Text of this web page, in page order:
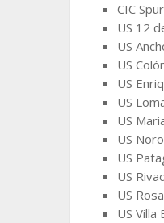
CIC
US 12
US
US
US
US
US
US
US
US
US
US